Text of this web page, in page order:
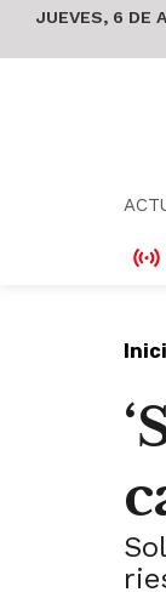
JUEVES, 6 DE